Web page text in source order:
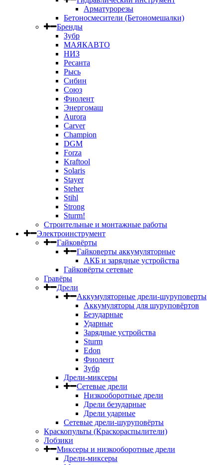
Арматурорезы
Бетоносмесители (Бетономешалки)
Бренды
Зубр
МАЯКАВТО
НИЗ
Ресанта
Рысь
Сибин
Союз
Фиолент
Энергомаш
Aurora
Carver
Champion
DGM
Forza
Kraftool
Solaris
Stayer
Steher
Stihl
Strong
Sturm!
Строительные и монтажные работы
Электроинструмент
Гайковёрты
Гайковерты аккумуляторные
АКБ и зарядные устройства
Гайковёрты сетевые
Гравёры
Дрели
Аккумуляторные дрели-шуруповерты
Аккумуляторы для шуруповёртов
Безударные
Ударные
Зарядные устройства
Sturm
Edon
Фиолент
Зубр
Дрели-миксеры
Сетевые дрели
Низкооборотные дрели
Дрели безударные
Дрели ударные
Сетевые дрели-шуруповёрты
Краскопульты (Краскораспылители)
Лобзики
Миксеры и низкооборотные дрели
Дрели-миксеры